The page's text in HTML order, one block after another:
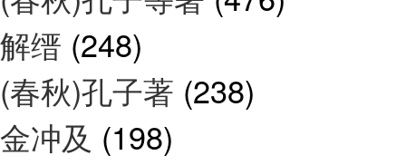
解缙 (248)
(春秋)孔子著 (238)
金冲及 (198)